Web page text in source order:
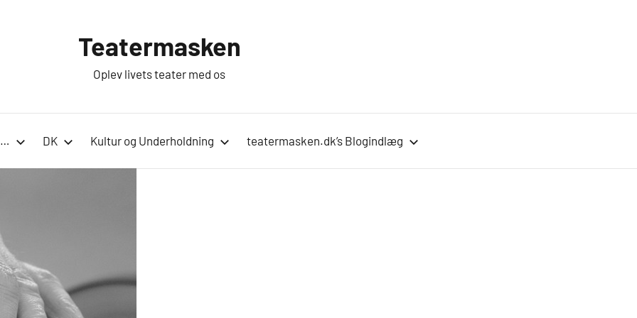
Teatermasken
Oplev livets teater med os
DK Kultur og Underholdning teatermasken.dk’s Blogindlæg